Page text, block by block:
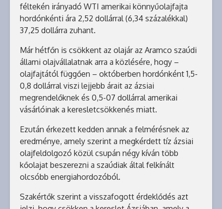
féltekén irányadó WTI amerikai könnyűolajfajta
hordónkénti ára 2,52 dollárral (6,34 százalékkal)
37,25 dollárra zuhant.
Már hétfőn is csökkent az olajár az Aramco szaúdi
állami olajvállalatnak arra a közlésére, hogy –
olajfajtától függően – októberben hordónként 1,5-
0,8 dollárral viszi lejjebb árait az ázsiai
megrendelőknek és 0,5-07 dollárral amerikai
vásárlóinak a keresletcsökkenés miatt.
Ezután érkezett kedden annak a felmérésnek az
eredménye, amely szerint a megkérdett tíz ázsiai
olajfeldolgozó közül csupán négy kíván több
kőolajat beszerezni a szaúdiak által felkínált
olcsóbb energiahordozóból.
Szakértők szerint a visszafogott érdeklődés azt